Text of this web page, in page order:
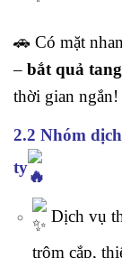
🚗 Có mặt
– bắt quả
thời gian
2.2 Nhóm
ty
Dịch vụ
trộm cắp,